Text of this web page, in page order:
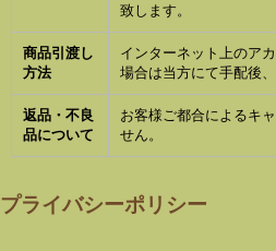
致します。
商品引渡し
方法
インターネット上のア
場合は当方にて手配後
返品・不良
品について
お客様ご都合によるキ
せん。
プライバシーポリシー